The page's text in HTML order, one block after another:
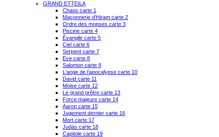
GRAND ETTEILA
Chaos carte 1
Maçonnerie d'Hiram carte 2
Ordre des mopses carte 3
Piscine carte 4
Évangile carte 5
Ciel carte 6
Serpent carte 7
Eve carte 8
Salomon carte 9
L'ange de l'apocalypse carte 10
David carte 11
Moise carte 12
Le grand prêtre carte 13
Force majeure carte 14
Aaron carte 15
Jugement dernier carte 16
Mort carte 17
Judas carte 18
Capitole carte 19